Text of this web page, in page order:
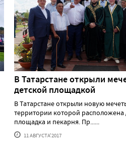
В Татарстане открыли
детской площадкой
В Татарстане открыли новую
территории которой расположена
площадка и пекарня. Пр......
11 АВГУСТА'2017